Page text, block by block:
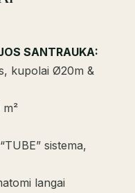
SANTRAUKA:
kupolai Ø20m &
sistema,
langai